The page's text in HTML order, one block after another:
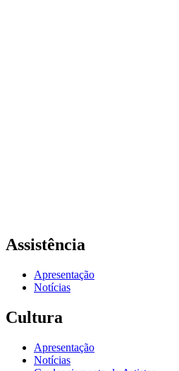
Assistência
Apresentação
Notícias
Cultura
Apresentação
Notícias